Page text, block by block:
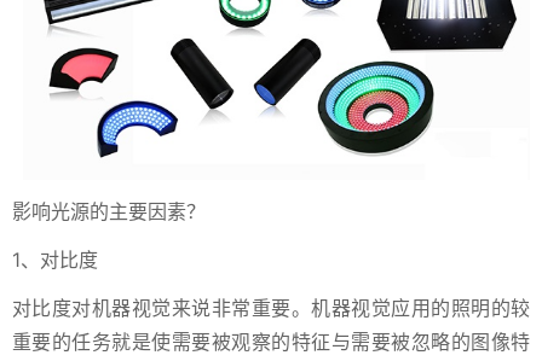
影响光源的主要因素？
1、对比度
对比度对机器视觉来说非常重要。机器视觉应用的照明的较
重要的任务就是使需要被观察的特征与需要被忽略的图像特